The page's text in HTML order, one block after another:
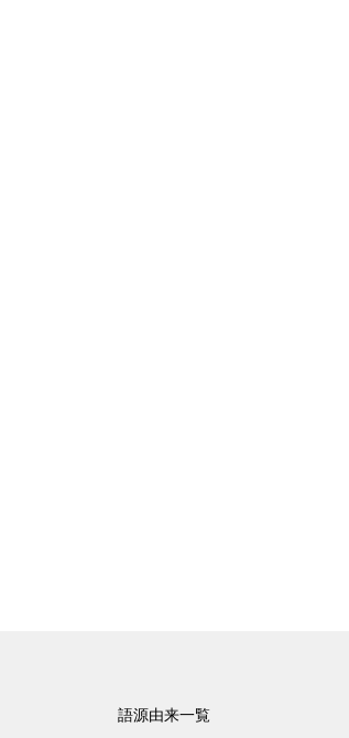
語源由来一覧